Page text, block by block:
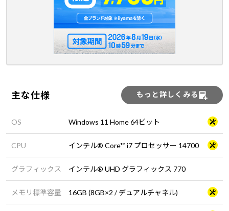
主な仕様 もっと詳しくみる
OS Windows 11 Home 64ビット
CPU インテル® Core™ i7 プロセッサー 14700
グラフィックス インテル® UHD グラフィックス 770
メモリ標準容量 16GB (8GB×2 / デュアルチャネル)